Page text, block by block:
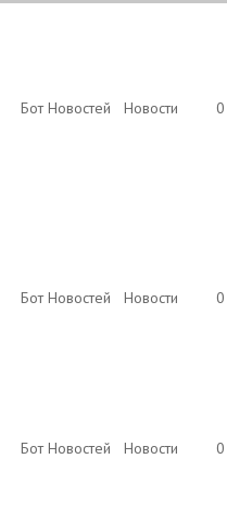
Бот Новостей Новости 0
Бот Новостей Новости 0
Бот Новостей Новости 0